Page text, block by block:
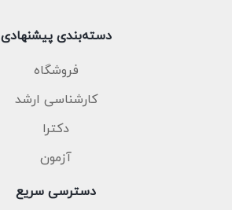
دسته‌بندی پیشنهادی
فروشگاه
کارشناسی ارشد
دکترا
آزمون
دسترسی سریع